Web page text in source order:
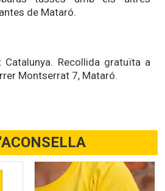
de Mataró.
Recollida gratuïta a
Montserrat 7, Mataró.